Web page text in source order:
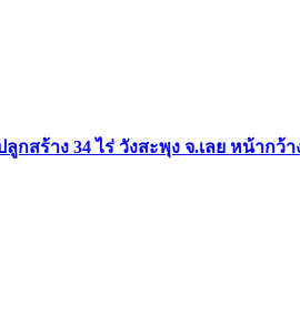
กสร้าง 34 ไร่ วังสะพุง จ.เลย หน้าก